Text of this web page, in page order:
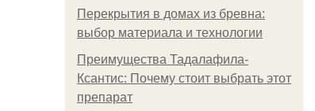
Перекрытия в домах из бревна:
выбор материала и технологии
Преимущества Тадалафила-
Ксантис: Почему стоит выбрать этот
препарат